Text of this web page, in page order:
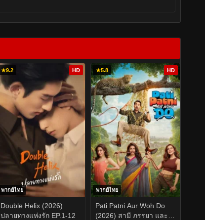
★9.2 HD
พากย์ไทย
Double Helix (2026)
ปลายทางแห่งรัก EP.1-12
★5.8 HD
พากย์ไทย
Pati Patni Aur Woh Do
(2026) สามี ภรรยา และ